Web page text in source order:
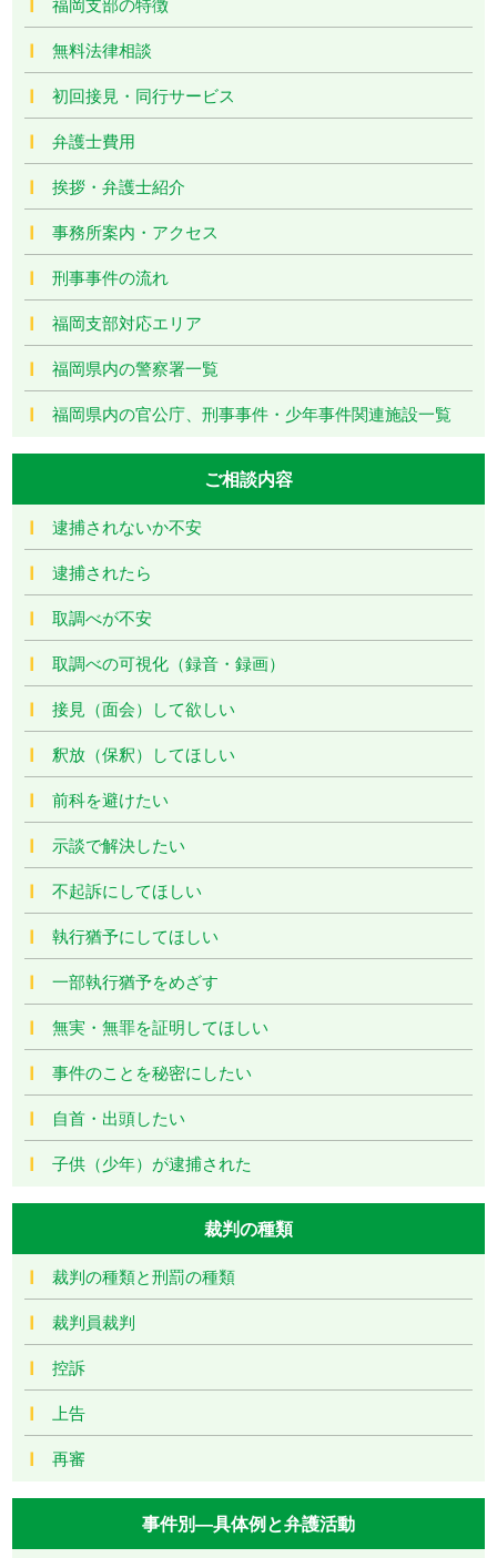
無料法律相談
初回接見・同行サービス
弁護士費用
挨拶・弁護士紹介
事務所案内・アクセス
刑事事件の流れ
福岡支部対応エリア
福岡県内の警察署一覧
福岡県内の官公庁、刑事事件・少年事件関連施設一覧
ご相談内容
逮捕されないか不安
逮捕されたら
取調べが不安
取調べの可視化（録音・録画）
接見（面会）して欲しい
釈放（保釈）してほしい
前科を避けたい
示談で解決したい
不起訴にしてほしい
執行猶予にしてほしい
一部執行猶予をめざす
無実・無罪を証明してほしい
事件のことを秘密にしたい
自首・出頭したい
子供（少年）が逮捕された
裁判の種類
裁判の種類と刑罰の種類
裁判員裁判
控訴
上告
再審
事件別―具体例と弁護活動